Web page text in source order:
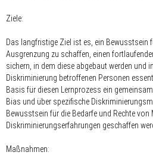
Ziele:
Das langfristige Ziel ist es, ein Bewusstsein
Ausgrenzung zu schaffen, einen
sichern, in dem diese abgebaut werden und
Diskriminierung betroffenen Personen
Basis für diesen Lernprozess ein
Bias und über spezifische
Bewusstsein für die Bedarfe und Rechte von
Diskriminierungserfahrungen geschaffen
Maßnahmen: